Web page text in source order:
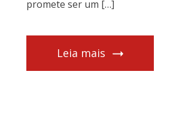
promete ser um […]
Leia mais